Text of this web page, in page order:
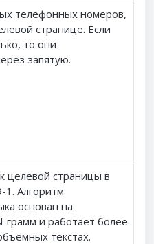
телефонных номеров,
странице. Если
то они
запятую.
целевой страницы в
1. Алгоритм
основан на
грамм и работает более
текстах.